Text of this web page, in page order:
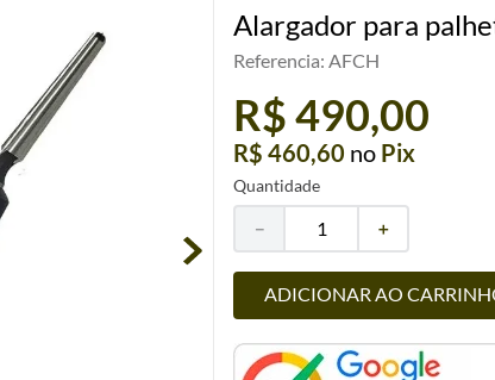
Alargador para
Referencia: AFCH
R$ 490,00
R$ 460,60 no Pix
Quantidade
＋
－
ADICIONAR AO